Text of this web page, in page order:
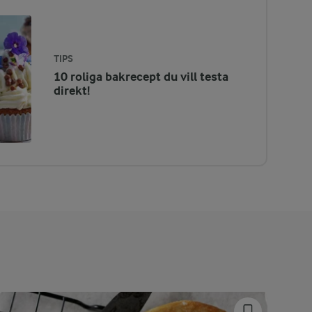
TIPS
10 roliga bakrecept du vill testa
direkt!